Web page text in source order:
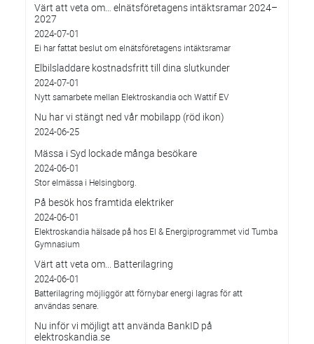
Värt att veta om… elnätsföretagens intäktsramar 2024–
2027
2024-07-01
Ei har fattat beslut om elnätsföretagens intäktsramar
Elbilsladdare kostnadsfritt till dina slutkunder
2024-07-01
Nytt samarbete mellan Elektroskandia och Wattif EV
Nu har vi stängt ned vår mobilapp (röd ikon)
2024-06-25
Mässa i Syd lockade många besökare
2024-06-01
Stor elmässa i Helsingborg.
På besök hos framtida elektriker
2024-06-01
Elektroskandia hälsade på hos El & Energiprogrammet vid Tumba
Gymnasium
Värt att veta om... Batterilagring
2024-06-01
Batterilagring möjliggör att förnybar energi lagras för att
användas senare.
Nu inför vi möjligt att använda BankID på
elektroskandia.se